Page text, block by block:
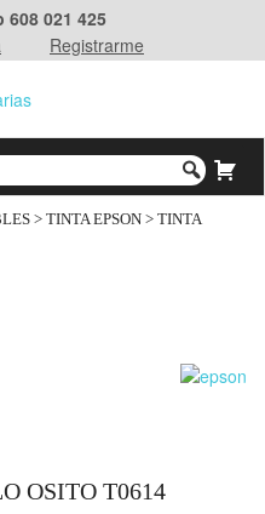
608 021 425
Registrarme
> TINTA EPSON > TINTA
OSITO T0614